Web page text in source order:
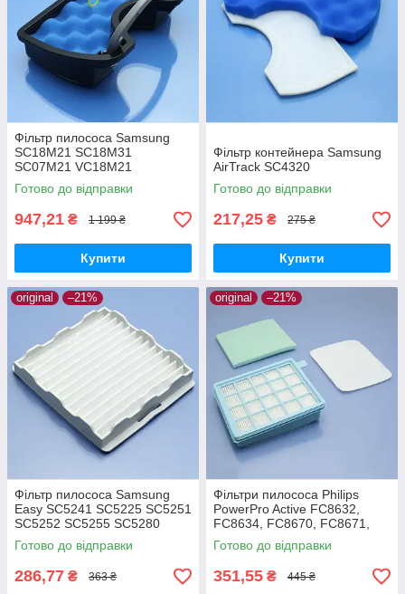
Фільтр пилососа Samsung
SC18M21 SC18M31
SC07M21 VC18M21
VC18M31 VC07M21
SC15M21 SC15M31
SC07M31
Готово до відправки
947,21 ₴ 1 199 ₴
Купити
Фільтр контейнера Samsung
AirTrack SC4320
Готово до відправки
217,25 ₴ 275 ₴
Купити
original –21%
Фільтр пилососа Samsung
Easy SC5241 SC5225 SC5251
SC5252 SC5255 SC5280
SC52E0 SC52F0 SC52U0
передмоторний hepa
оригінал
Готово до відправки
286,77 ₴ 363 ₴
original –21%
Фільтри пилососа Philips
PowerPro Active FC8632,
FC8634, FC8670, FC8671,
FC8672, FC9532, FC9533,
FC9540, FC8631, FC8645,
FC8647
Готово до відправки
351,55 ₴ 445 ₴